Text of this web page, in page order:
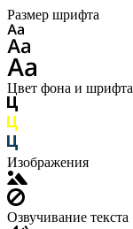
Размер шрифта
Цвет фона и шрифта
Изображения
Озвучивание текста